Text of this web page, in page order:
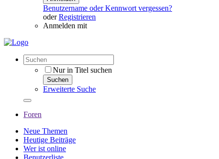
Benutzername oder Kennwort vergessen?
oderRegistrieren
Anmelden mit
Nur in Titel suchen
Suchen
Erweiterte Suche
Foren
Neue Themen
Heutige Beiträge
Wer ist online
Benutzerliste